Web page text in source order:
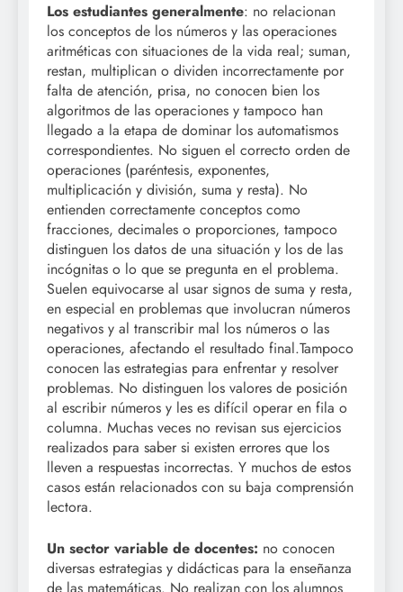
Los estudiantes generalmente: no relacionan
los conceptos de los números y las operaciones
aritméticas con situaciones de la vida real; suman,
restan, multiplican o dividen incorrectamente por
falta de atención, prisa, no conocen bien los
algoritmos de las operaciones y tampoco han
llegado a la etapa de dominar los automatismos
correspondientes. No siguen el correcto orden de
operaciones (paréntesis, exponentes,
multiplicación y división, suma y resta). No
entienden correctamente conceptos como
fracciones, decimales o proporciones, tampoco
distinguen los datos de una situación y los de las
incógnitas o lo que se pregunta en el problema.
Suelen equivocarse al usar signos de suma y resta,
en especial en problemas que involucran números
negativos y al transcribir mal los números o las
operaciones, afectando el resultado final.Tampoco
conocen las estrategias para enfrentar y resolver
problemas. No distinguen los valores de posición
al escribir números y les es difícil operar en fila o
columna. Muchas veces no revisan sus ejercicios
realizados para saber si existen errores que los
lleven a respuestas incorrectas. Y muchos de estos
casos están relacionados con su baja comprensión
lectora.
Un sector variable de docentes: no conocen
diversas estrategias y didácticas para la enseñanza